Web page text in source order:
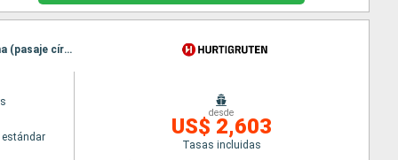
Itinerario : Bergen, Floro, Maloy, Torvik, Alesund, Molde, Bronnoysund, Maloy, Sandnessjoen, Nesna (pasaje círculo polar), Ornes, Bodo, Stamsund, Kristiansund, Svolvaer, Trondheim, Rorvik, Torvik, Stokmarknes, sortland, Bronnoysund, Risoyhamn, Sandnessjoen, Harstad, Nesna (pasaje círculo polar), Finnsnes, Ornes, Tromso, Bodo, Skjervoy, Stamsund, Svolvaer, Alesund, Oksfjord, Hammerfest, Stokmarknes, Havoysund, sortland, Honningsvag, Risoyhamn, Kjollefjord, Harstad, Mehamn, Finnsnes, Berlevag, Tromso, Skjervoy, Molde, Batsfjord, Vardo, Oksfjord, Vadso, Hammerfest, Kirkenes, Havoysund, Honningsvag, Kjollefjord, Mehamn, Berlevag, Kristiansund, Mehamn, Kjollefjord, Honningsvag, Batsfjord, Havoysund, Vardo, Hammerfest, Vadso, Oksfjord, Kirkenes, Skjervoy, Tromso, Berlevag, Trondheim, Finnsnes, Harstad, Mehamn, Risoyhamn, Kjollefjord, sortland, Honningsvag, Stokmarknes, Havoysund, Svolvaer, Hammerfest, Stamsund, Oksfjord, Skjervoy, Tromso, Bodo, Ornes, Nesna (pasaje círculo polar), Finnsnes, Sandnessjoen, Harstad, Bronnoysund, Risoyhamn, Rorvik, sortland, Stokmarknes, Svolvaer, Stamsund, Trondheim, Bodo, Ornes, Nesna (pasaje círculo polar), Sandnessjoen, Bronnoysund, Rorvik, Sandnessjoen, Trondheim, Nesna (pasaje círculo polar), Ornes, Bodo, Stamsund, Svolvaer, Stokmarknes, sortland, Risoyhamn, Harstad, Finnsnes, Tromso, Skjervoy, Oksfjord, Hammerfest, Havoysund, Honningsvag, Kjollefjord, Mehamn, Berlevag, Batsfjord, Vardo, Vadso, Kirkenes, Vardo, Batsfjord, Berlevag, Mehamn, Kjollefjord, Honningsvag, Havoysund, Hammerfest, Oksfjord, Skjervoy, Tromso, Finnsnes, Harstad, Risoyhamn, sortland, Stokmarknes, Svolvaer, Stamsund, Bodo, Ornes, Nesna (pasaje círculo polar), Sandnessjoen, Bronnoysund, Rorvik, Trondheim
desde
US$ 2,603
Tasas incluidas